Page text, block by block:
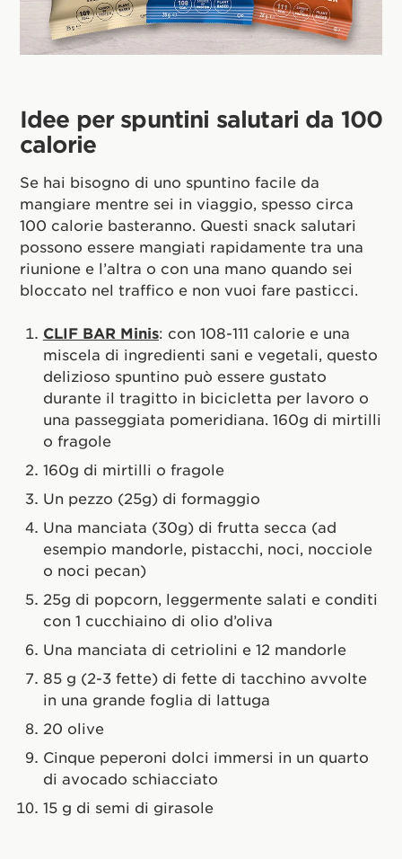
Idee per spuntini salutari da 100
calorie
Se hai bisogno di uno spuntino facile da
mangiare mentre sei in viaggio, spesso circa
100 calorie basteranno. Questi snack salutari
possono essere mangiati rapidamente tra una
riunione e l’altra o con una mano quando sei
bloccato nel traffico e non vuoi fare pasticci.
CLIF BAR Minis: con 108-111 calorie e una
miscela di ingredienti sani e vegetali, questo
delizioso spuntino può essere gustato
durante il tragitto in bicicletta per lavoro o
una passeggiata pomeridiana. 160g di mirtilli
o fragole
160g di mirtilli o fragole
Un pezzo (25g) di formaggio
Una manciata (30g) di frutta secca (ad
esempio mandorle, pistacchi, noci, nocciole
o noci pecan)
25g di popcorn, leggermente salati e conditi
con 1 cucchiaino di olio d’oliva
Una manciata di cetriolini e 12 mandorle
85 g (2-3 fette) di fette di tacchino avvolte
in una grande foglia di lattuga
20 olive
Cinque peperoni dolci immersi in un quarto
di avocado schiacciato
15 g di semi di girasole